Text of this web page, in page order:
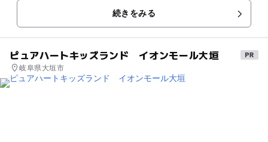
続きをみる
ピュアハートキッズランド イオンモール大垣
岐阜県大垣市